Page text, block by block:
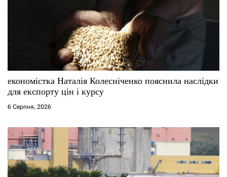
економістка Наталія Колесніченко пояснила наслідки
для експорту цін і курсу
6 Серпня, 2026